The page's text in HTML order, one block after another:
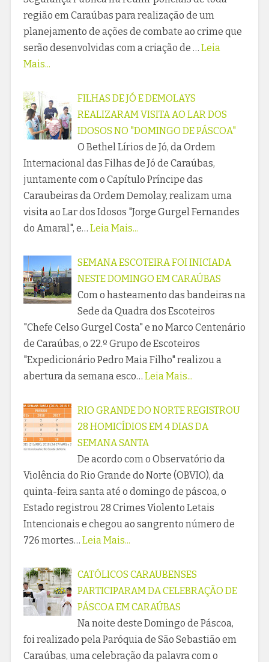
região em Caraúbas para realização de um
planejamento de ações de combate ao crime que
serão desenvolvidas com a criação de … Leia
Mais...
FILHAS DE JÓ E DEMOLAYS
REALIZARAM VISITA AO LAR DOS
IDOSOS NO "DOMINGO DE PÁSCOA"
O Bethel Lírios de Jó, da Ordem
Internacional das Filhas de Jó de Caraúbas,
juntamente com o Capítulo Príncipe das
Caraubeiras da Ordem Demolay, realizam uma
visita ao Lar dos Idosos "Jorge Gurgel Fernandes
do Amaral", e… Leia Mais...
SEMANA ESCOTEIRA FOI INICIADA
NESTE DOMINGO EM CARAÚBAS
Com o hasteamento das bandeiras na
Sede da Quadra dos Escoteiros
"Chefe Celso Gurgel Costa" e no Marco Centenário
de Caraúbas, o 22.º Grupo de Escoteiros
"Expedicionário Pedro Maia Filho" realizou a
abertura da semana esco… Leia Mais...
RIO GRANDE DO NORTE REGISTROU
28 HOMICÍDIOS EM 4 DIAS DA
SEMANA SANTA
De acordo com o Observatório da
Violência do Rio Grande do Norte (OBVIO), da
quinta-feira santa até o domingo de páscoa, o
Estado registrou 28 Crimes Violento Letais
Intencionais e chegou ao sangrento número de
726 mortes… Leia Mais...
CATÓLICOS CARAUBENSES
PARTICIPARAM DA CELEBRAÇÃO DE
PÁSCOA EM CARAÚBAS
Na noite deste Domingo de Páscoa,
foi realizado pela Paróquia de São Sebastião em
Caraúbas, uma celebração da palavra com o